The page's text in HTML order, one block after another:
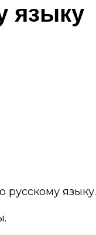
я­зы­ку
языку.